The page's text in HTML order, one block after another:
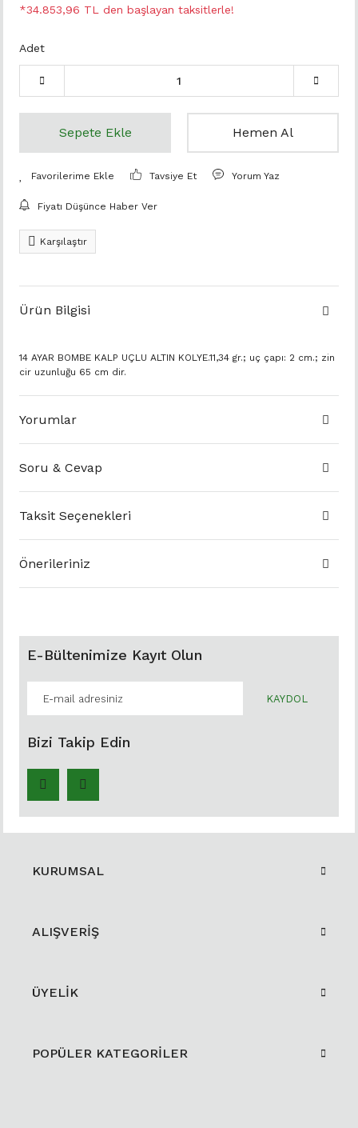
*34.853,96 TL den başlayan taksitlerle!
Adet
Sepete Ekle Hemen Al
Tavsiye Et Yorum Yaz
Fiyatı Düşünce Haber Ver
Karşılaştır
Ürün Bilgisi
14 AYAR BOMBE KALP UÇLU ALTIN KOLYE.11,34 gr.; uç çapı: 2 cm.; zin
cir uzunluğu 65 cm dir.
Yorumlar
Soru & Cevap
Taksit Seçenekleri
Önerileriniz
E-Bültenimize Kayıt Olun
KAYDOL
Bizi Takip Edin
KURUMSAL
ALIŞVERİŞ
ÜYELİK
POPÜLER KATEGORİLER